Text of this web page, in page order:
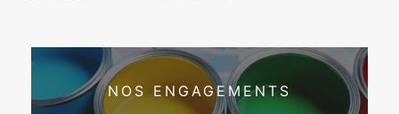
NOS ENGAGEMENTS